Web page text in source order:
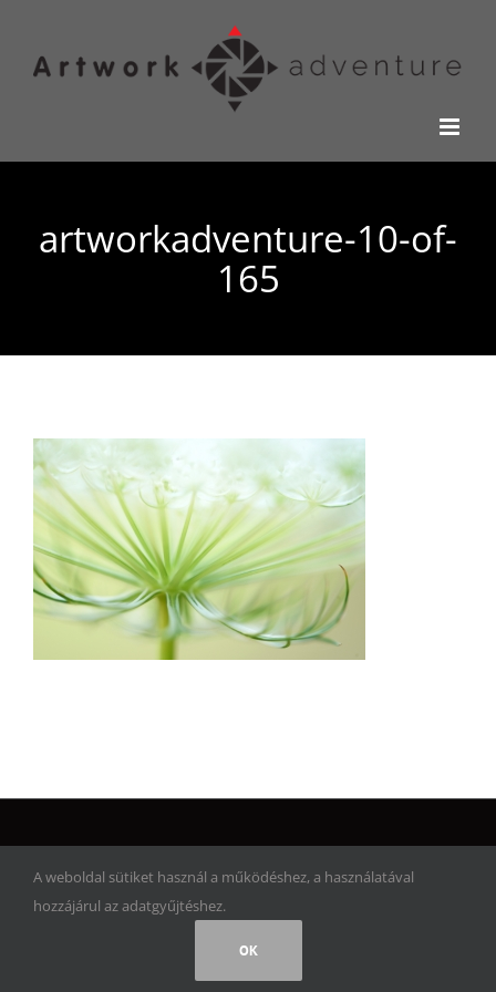
artworkadventure-10-of-
165
FacebookInstagram
A weboldal sütiket használ a működéshez, a használatával
hozzájárul az adatgyűjtéshez.
OK